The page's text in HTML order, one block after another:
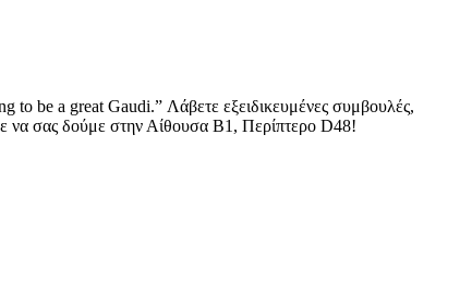
to be a great Gaudi.” Λάβετε εξειδικευμένες συμβουλές,
να σας δούμε στην Αίθουσα B1, Περίπτερο D48!